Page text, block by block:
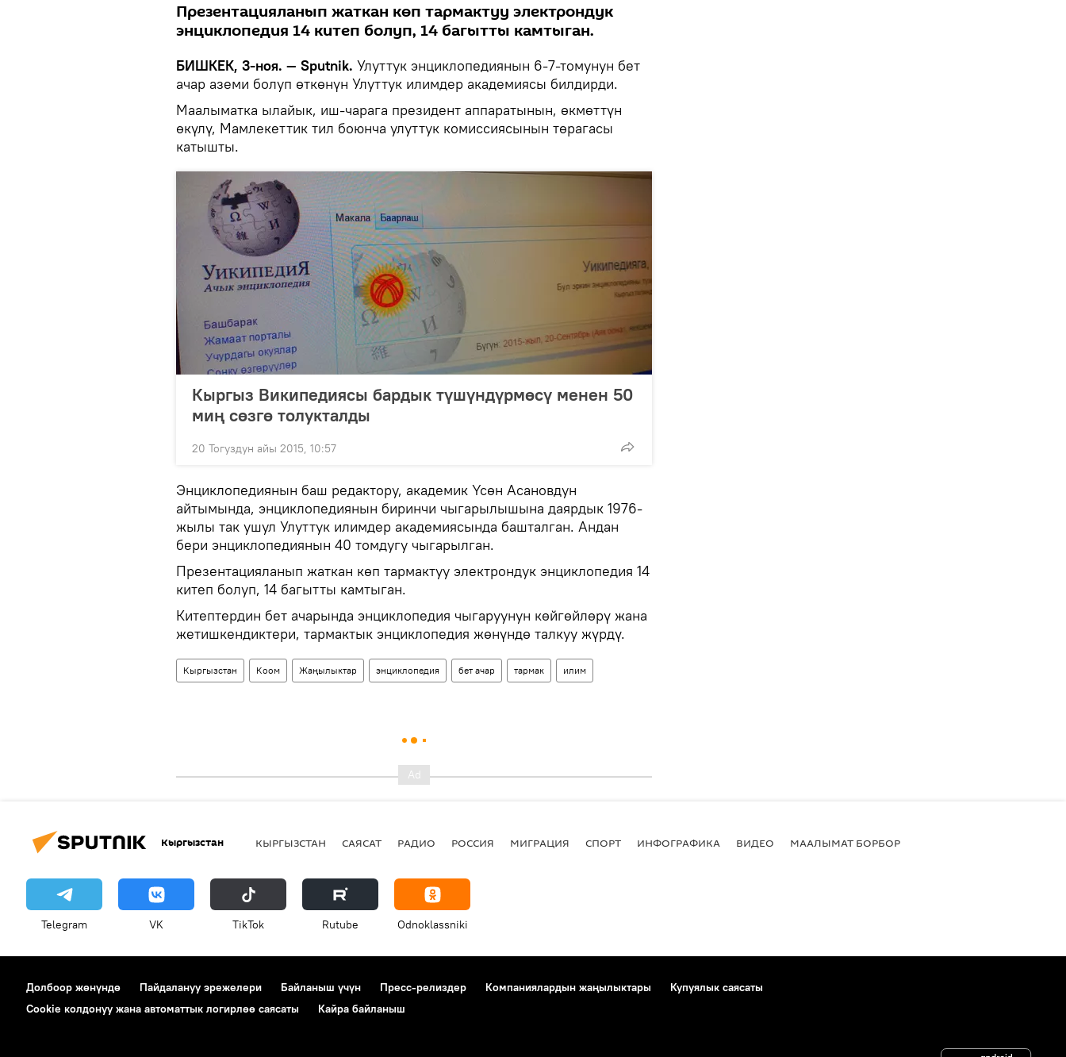
Презентацияланып жаткан көп тармактуу электрондук
энциклопедия 14 китеп болуп, 14 багытты камтыган.
БИШКЕК, 3-ноя. — Sputnik. Улуттук энциклопедиянын 6-7-томунун бет
ачар аземи болуп өткөнүн Улуттук илимдер академиясы билдирди.
Маалыматка ылайык, иш-чарага президент аппаратынын, өкмөттүн
өкүлү, Мамлекеттик тил боюнча улуттук комиссиясынын төрагасы
катышты.
Кыргыз Википедиясы бардык түшүндүрмөсү менен 50
миң сөзгө толукталды
20 Тогуздун айы 2015, 10:57
Энциклопедиянын баш редактору, академик Үсөн Асановдун
айтымында, энциклопедиянын биринчи чыгарылышына даярдык 1976-
жылы так ушул Улуттук илимдер академиясында башталган. Андан
бери энциклопедиянын 40 томдугу чыгарылган.
Презентацияланып жаткан көп тармактуу электрондук энциклопедия 14
китеп болуп, 14 багытты камтыган.
Китептердин бет ачарында энциклопедия чыгаруунун көйгөйлөрү жана
жетишкендиктери, тармактык энциклопедия жөнүндө талкуу жүрдү.
Кыргызстан Коом Жаңылыктар энциклопедия бет ачар тармак илим
Кыргызстан КЫРГЫЗСТАН САЯСАТ РАДИО РОССИЯ МИГРАЦИЯ СПОРТ ИНФОГРАФИКА ВИДЕО МААЛЫМАТ БОРБОР
Telegram VK ТikТоk Rutube Odnoklassniki
Долбоор жөнүндө Пайдалануу эрежелери Байланыш үчүн Пресс-релиздер Компаниялардын жаңылыктары
Купуялык саясаты
Cookie колдонуу жана автоматтык логирлөө саясаты
Кайра байланыш